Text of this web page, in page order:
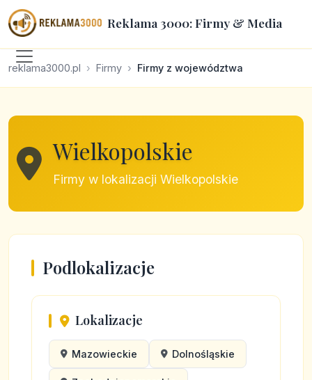
Reklama 3000: Firmy & Media
reklama3000.pl Firmy Firmy z województwa
Wielkopolskie
Firmy w lokalizacji Wielkopolskie
Podlokalizacje
Lokalizacje
Mazowieckie Dolnośląskie